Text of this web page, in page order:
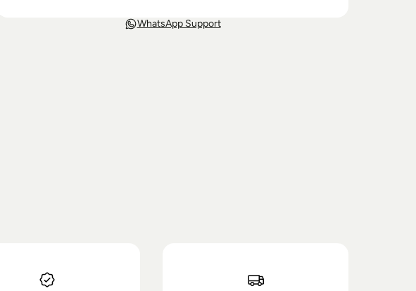
Unsere Lieferung ist in der Regel in 3-8 Tagen bei Dir. Nach
Bestellung halten wir Sie über den Status Ihrer Bestellung auf dem
WhatsApp Support